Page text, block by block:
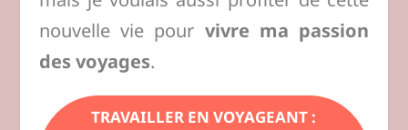
nouvelle vie pour vivre ma passion
des voyages.
TRAVAILLER EN VOYAGEANT :